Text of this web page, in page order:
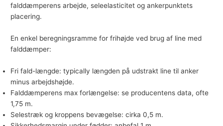
falddæmperens arbejde, seleelasticitet og ankerpunktets
placering.
En enkel beregningsramme for frihøjde ved brug af line med
falddæmper:
Fri fald-længde: typically længden på udstrakt line til anker
minus arbejdshøjde.
Falddæmperens max forlængelse: se producentens data, ofte
1,75 m.
Selestræk og kroppens bevægelse: cirka 0,5 m.